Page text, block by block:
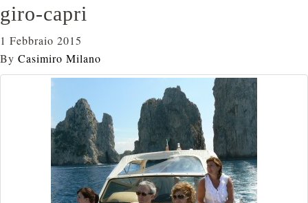
giro-capri
1 Febbraio 2015
By Casimiro Milano